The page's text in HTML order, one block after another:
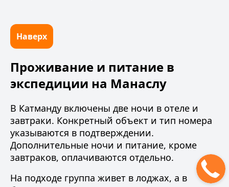
Наверх
Проживание и питание в
экспедиции на Манаслу
В Катманду включены две ночи в отеле и
завтраки. Конкретный объект и тип номера
указываются в подтверждении.
Дополнительные ночи и питание, кроме
завтраков, оплачиваются отдельно.
На подходе группа живет в лоджах, а в